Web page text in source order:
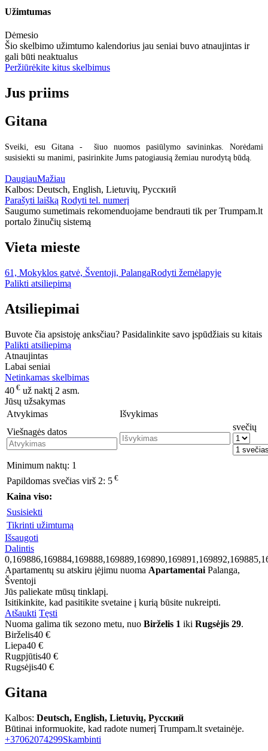
Užimtumas
Dėmesio
Šio skelbimo užimtumo kalendorius jau seniai buvo atnaujintas ir
gali būti neaktualus
Peržiūrėkite kitus skelbimus
Jus priims
Gitana
Sveiki, esu Gitana - šiuo nuomos pasiūlymo savininkas. Norėdami
susisiekti su manimi, pasirinkite Jums patogiausią žemiau nurodytą būdą.
DaugiauMažiau
Kalbos: Deutsch, English, Lietuvių, Русский
Parašyti laišką Rodyti tel. numerį
Saugumo sumetimais rekomenduojame bendrauti tik per Trumpam.lt
portalo žinučių sistemą
Vieta mieste
61, Mokyklos gatvė, Šventoji, PalangaRodyti žemėlapyje
Palikti atsiliepimą
Atsiliepimai
Buvote čia apsistoję anksčiau? Pasidalinkite savo įspūdžiais su kitais
Palikti atsiliepimą
Atnaujintas
Labai seniai
Netinkamas skelbimas
40 € už naktį 2 asm.
Jūsų užsakymas
Atvykimas
Išvykimas
Viešnagės datos
svečių
Minimum naktų: 1
Papildomas svečias virš 2: 5 €
Kaina viso:
Susisiekti
Tikrinti užimtumą
Išsaugoti
Dalintis
Apartamentų su atskiru įėjimu nuoma Apartamentai Palanga,
Šventoji
Jūs paliekate mūsų tinklapį.
Isitikinkite, kad pasitikite svetaine į kurią būsite nukreipti.
Atšaukti Tęsti
Nuoma galima tik sezono metu, nuo Birželis 1 iki Rugsėjis 29.
Birželis40 €
Liepa40 €
Rugpjūtis40 €
Rugsėjis40 €
Gitana
Kalbos: Deutsch, English, Lietuvių, Русский
Būtinai informuokite, kad radote numerį Trumpam.lt svetainėje.
+37062074299Skambinti